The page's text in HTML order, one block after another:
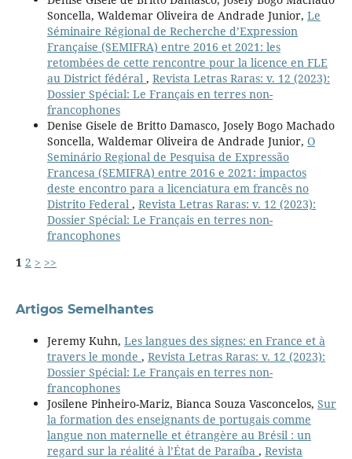
Soncella, Waldemar Oliveira de Andrade Junior, Le
Séminaire Régional de Recherche d’Expression
Française (SEMIFRA) entre 2016 et 2021: les
retombées de cette rencontre pour la licence en FLE
au District fédéral , Revista Letras Raras: v. 12 (2023):
Dossier Spécial: Le Français en terres non-
francophones
Denise Gisele de Britto Damasco, Josely Bogo Machado
Soncella, Waldemar Oliveira de Andrade Junior, O
Seminário Regional de Pesquisa de Expressão
Francesa (SEMIFRA) entre 2016 e 2021: impactos
deste encontro para a licenciatura em francês no
Distrito Federal , Revista Letras Raras: v. 12 (2023):
Dossier Spécial: Le Français en terres non-
francophones
1 2 > >>
Artigos Semelhantes
Jeremy Kuhn, Les langues des signes: en France et à
travers le monde , Revista Letras Raras: v. 12 (2023):
Dossier Spécial: Le Français en terres non-
francophones
Josilene Pinheiro-Mariz, Bianca Souza Vasconcelos, Sur
la formation des enseignants de portugais comme
langue non maternelle et étrangère au Brésil : un
regard sur la réalité à l’État de Paraíba , Revista